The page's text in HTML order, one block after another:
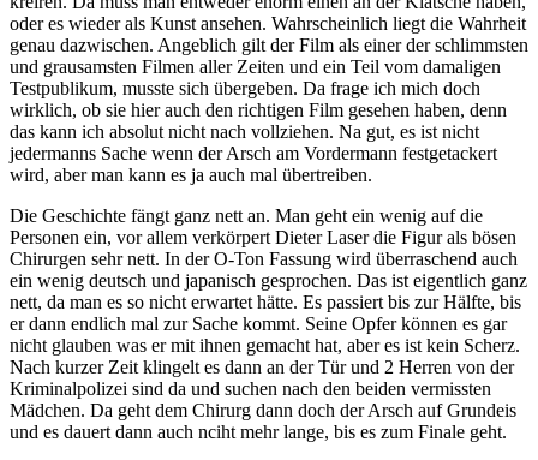
oder es wieder als Kunst ansehen. Wahrscheinlich liegt die Wahrheit
genau dazwischen. Angeblich gilt der Film als einer der schlimmsten
und grausamsten Filmen aller Zeiten und ein Teil vom damaligen
Testpublikum, musste sich übergeben. Da frage ich mich doch
wirklich, ob sie hier auch den richtigen Film gesehen haben, denn
das kann ich absolut nicht nach vollziehen. Na gut, es ist nicht
jedermanns Sache wenn der Arsch am Vordermann festgetackert
wird, aber man kann es ja auch mal übertreiben.
Die Geschichte fängt ganz nett an. Man geht ein wenig auf die
Personen ein, vor allem verkörpert Dieter Laser die Figur als bösen
Chirurgen sehr nett. In der O-Ton Fassung wird überraschend auch
ein wenig deutsch und japanisch gesprochen. Das ist eigentlich ganz
nett, da man es so nicht erwartet hätte. Es passiert bis zur Hälfte, bis
er dann endlich mal zur Sache kommt. Seine Opfer können es gar
nicht glauben was er mit ihnen gemacht hat, aber es ist kein Scherz.
Nach kurzer Zeit klingelt es dann an der Tür und 2 Herren von der
Kriminalpolizei sind da und suchen nach den beiden vermissten
Mädchen. Da geht dem Chirurg dann doch der Arsch auf Grundeis
und es dauert dann auch nciht mehr lange, bis es zum Finale geht.